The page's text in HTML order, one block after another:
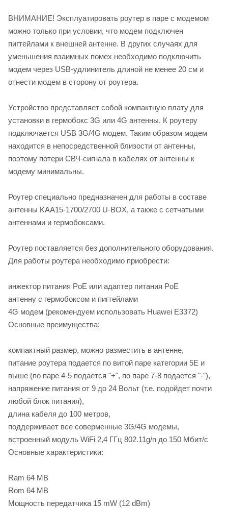
ВНИМАНИЕ! Эксплуатировать роутер в паре с модемом
можно только при условии, что модем подключен
пигтейлами к внешней антенне. В других случаях для
уменьшения взаимных помех необходимо подключить
модем через USB-удлинитель длиной не менее 20 см и
отнести модем в сторону от роутера.
Устройство представляет собой компактную плату для
установки в гермобокс 3G или 4G антенны. К роутеру
подключается USB 3G/4G модем. Таким образом модем
находится в непосредственной близости от антенны,
поэтому потери СВЧ-сигнала в кабелях от антенны к
модему минимальны.
Роутер специально предназначен для работы в составе
антенны KAA15-1700/2700 U-BOX, а также с сетчатыми
антеннами и гермобоксами.
Роутер поставляется без дополнительного оборудования.
Для работы роутера необходимо приобрести:
инжектор питания PoE или адаптер питания PoE
антенну с гермобоксом и пигтейлами
4G модем (рекомендуем использовать Huawei E3372)
Основные преимущества:
компактный размер, можно разместить в антенне,
питание роутера подается по витой паре категории 5E и
выше (по паре 4-5 подается "+", по паре 7-8 подается "-"),
напряжение питания от 9 до 24 Вольт (т.е. подойдет почти
любой блок питания),
длина кабеля до 100 метров,
поддерживает все соверменные 3G/4G модемы,
встроенный модуль WiFi 2,4 ГГц 802.11g/n до 150 Мбит/с
Основные характеристики:
Ram 64 MB
Rom 64 MB
Мощность передатчика 15 mW (12 dBm)